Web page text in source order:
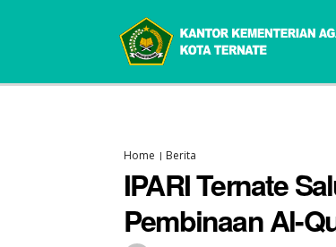
Home Berita
IPARI Ternate
Pembinaan Al-